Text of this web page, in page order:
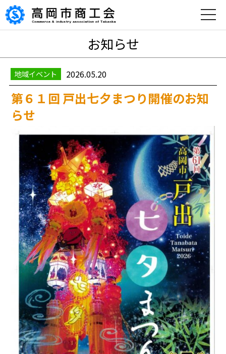
toggle
お知らせ
2026.05.20
地域イベント
第６１回 戸出七夕まつり開催のお知
らせ